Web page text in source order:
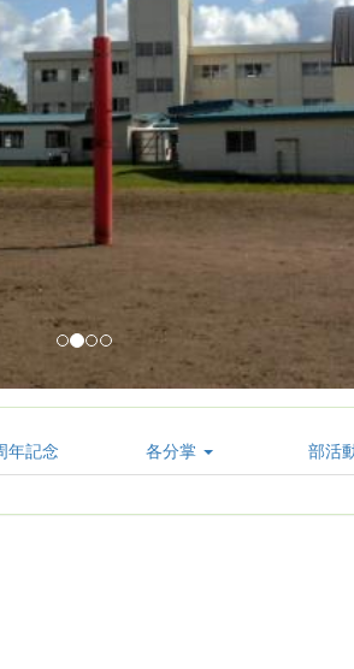
年記念 各分掌 部活